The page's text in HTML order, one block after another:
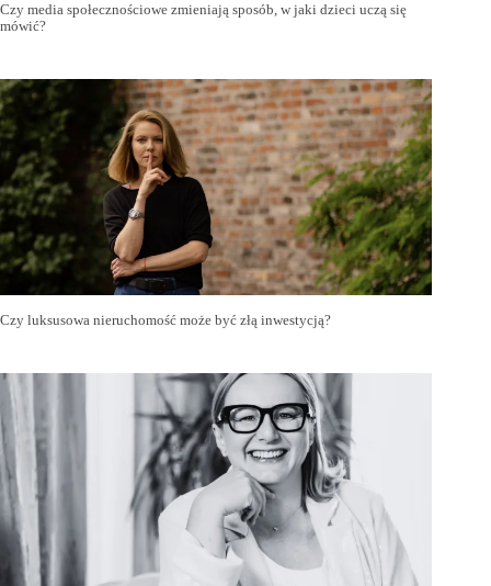
Czy media społecznościowe zmieniają sposób, w jaki dzieci uczą się
mówić?
Czy luksusowa nieruchomość może być złą inwestycją?